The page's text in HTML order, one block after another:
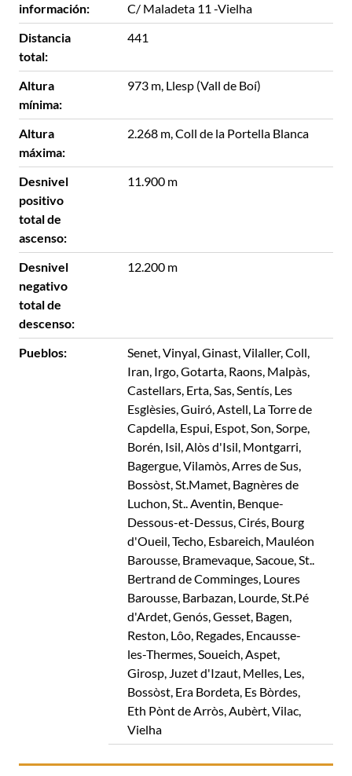
información:
C/ Maladeta 11 -Vielha
Distancia
total:
441
Altura
mínima:
973 m, Llesp (Vall de Boí)
Altura
máxima:
2.268 m, Coll de la Portella Blanca
Desnivel
positivo
total de
ascenso:
11.900 m
Desnivel
negativo
total de
descenso:
12.200 m
Pueblos:
Senet, Vinyal, Ginast, Vilaller, Coll,
Iran, Irgo, Gotarta, Raons, Malpàs,
Castellars, Erta, Sas, Sentís, Les
Esglèsies, Guiró, Astell, La Torre de
Capdella, Espui, Espot, Son, Sorpe,
Borén, Isil, Alòs d'Isil, Montgarri,
Bagergue, Vilamòs, Arres de Sus,
Bossòst, St.Mamet, Bagnères de
Luchon, St.. Aventin, Benque-
Dessous-et-Dessus, Cirés, Bourg
d'Oueil, Techo, Esbareich, Mauléon
Barousse, Bramevaque, Sacoue, St..
Bertrand de Comminges, Loures
Barousse, Barbazan, Lourde, St.Pé
d'Ardet, Genós, Gesset, Bagen,
Reston, Lôo, Regades, Encausse-
les-Thermes, Soueich, Aspet,
Girosp, Juzet d'Izaut, Melles, Les,
Bossòst, Era Bordeta, Es Bòrdes,
Eth Pònt de Arròs, Aubèrt, Vilac,
Vielha